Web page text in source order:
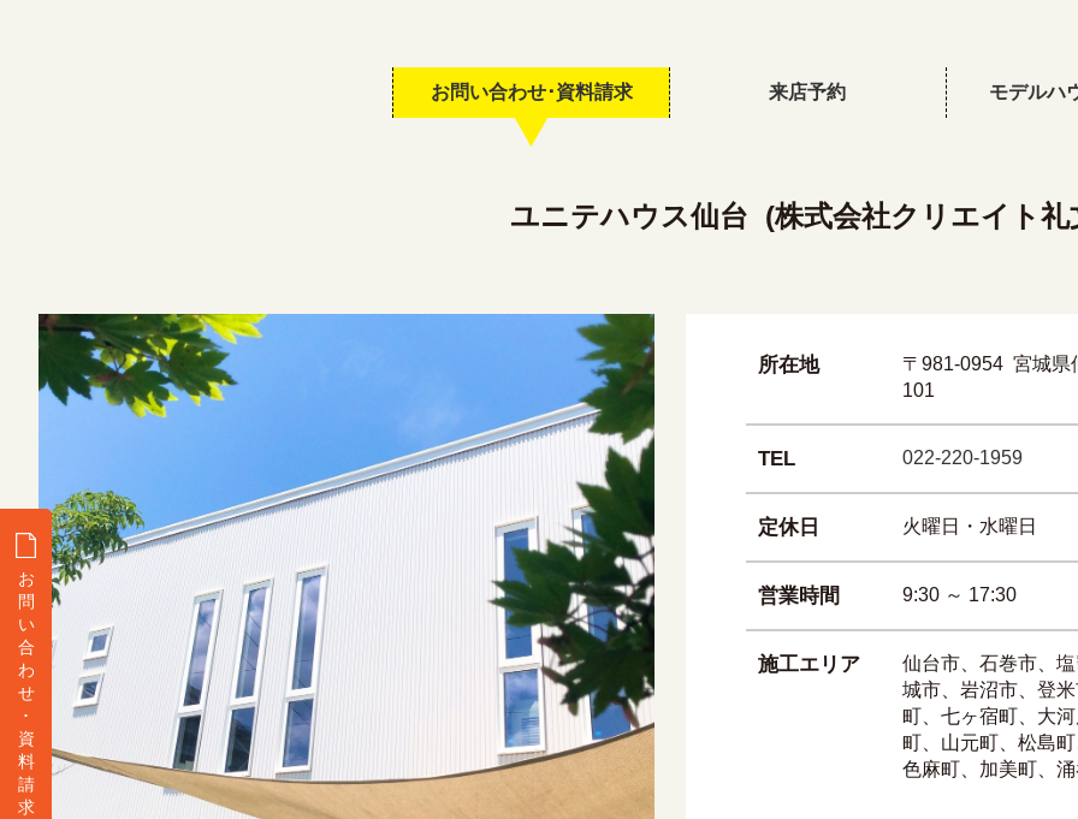
お問い合わせ･資料請求 来店予約 モデルハ
ユニテハウス仙台 (株式会社クリエイト礼
所在地
〒981-0954 宮城県
101
TEL 022-220-1959
定休日 火曜日・水曜日
営業時間 9:30 ～ 17:30
施工エリア
仙台市、石巻市、
城市、岩沼市、登
町、七ヶ宿町、大
町、山元町、松島
色麻町、加美町、
お
問
い
合
わ
せ
･
資
料
請
求